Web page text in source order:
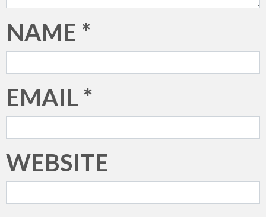
NAME *
EMAIL *
WEBSITE